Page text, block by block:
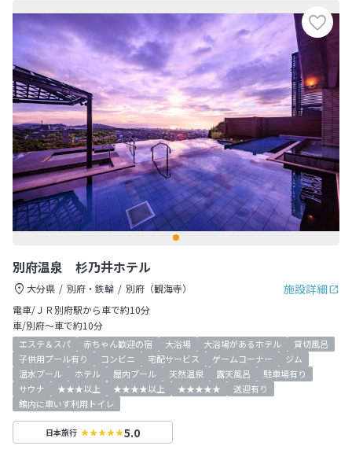
別府温泉 杉乃井ホテル
施設詳細
大分県 別府・鉄輪
別府（観海寺）
電車/ＪＲ別府駅から車で約10分
車/別府～車で約10分
エステ＆スパ 赤ちゃん歓迎の宿 大浴場 大浴場があるホテル
貸切風呂
子供用プール有り
コンビニ 宅配サービス ゲームコーナー
ジム
温水プール
ホテル 屋内プール 天然温泉 露天風呂
駐車場有り
サウナ
★★★以上 ★★★★以上 ★★★★★
送迎有り
館内に車いす利用トイレ
日本旅行 5.0